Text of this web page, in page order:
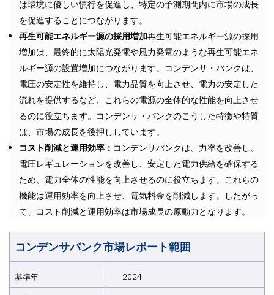
は環境に優しい慣行を促進し、特定の予測期間内に市場の成長
を促進することにつながります。
再生可能エネルギー源の採用増加再生可能エネルギー源の採用
増加は、最終的に太陽光発電や風力発電のような再生可能エネ
ルギー源の設置増加につながります。コンデンサ・バンクは、
電圧の安定性を維持し、電力品質を向上させ、電力の安定した
流れを提供するなど、これらの電源の全体的な性能を向上させ
るのに役立ちます。コンデンサ・バンクのこうした特徴や特質
は、市場の成長を後押ししています。
コスト削減と運用効率： コンデンサバンクは、力率を改善し、
電圧レギュレーションを改善し、安定した電力供給を確保する
ため、電力全体の性能を向上させるのに役立ちます。これらの
機能は運用効率を向上させ、電気料金を削減します。したがっ
て、コスト削減と運用効率は市場成長の原動力となります。
コンデンサバンク市場レポート範囲
基準年 2024